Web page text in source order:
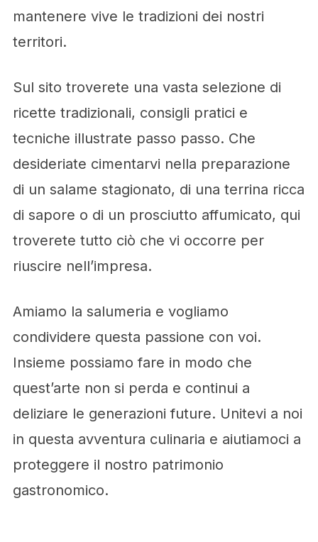
mantenere vive le tradizioni dei nostri
territori.
Sul sito troverete una vasta selezione di
ricette tradizionali, consigli pratici e
tecniche illustrate passo passo. Che
desideriate cimentarvi nella preparazione
di un salame stagionato, di una terrina ricca
di sapore o di un prosciutto affumicato, qui
troverete tutto ciò che vi occorre per
riuscire nell’impresa.
Amiamo la salumeria e vogliamo
condividere questa passione con voi.
Insieme possiamo fare in modo che
quest’arte non si perda e continui a
deliziare le generazioni future. Unitevi a noi
in questa avventura culinaria e aiutiamoci a
proteggere il nostro patrimonio
gastronomico.